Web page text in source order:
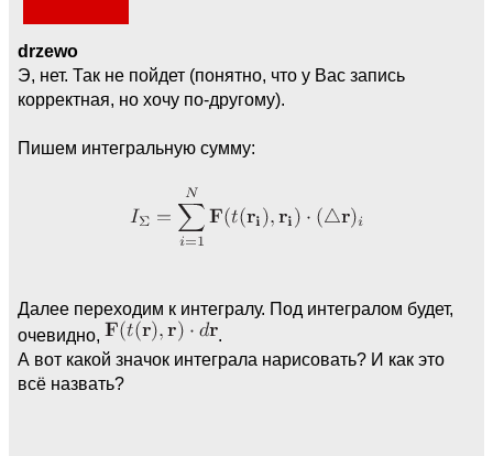
drzewo
Э, нет. Так не пойдет (понятно, что у Вас запись
корректная, но хочу по-другому).
Пишем интегральную сумму:
Далее переходим к интегралу. Под интегралом будет,
очевидно,
.
А вот какой значок интеграла нарисовать? И как это
всё назвать?